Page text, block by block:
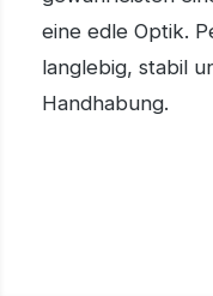
eine edle Optik.
langlebig, stabil
Handhabung.